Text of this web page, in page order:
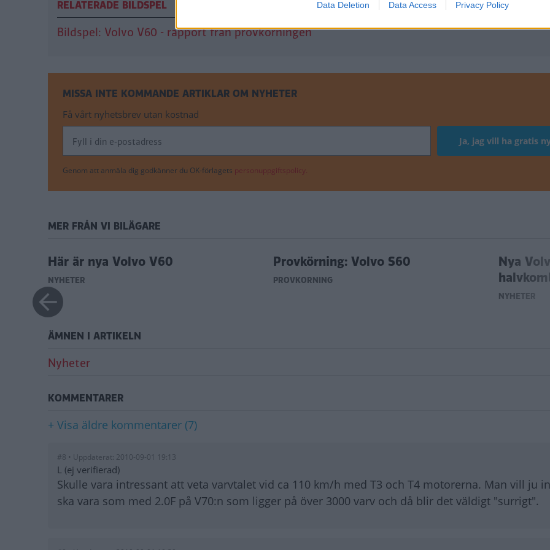
Data Deletion Data Access Privacy Policy
RELATERADE BILDSPEL
Bildspel: Volvo V60 - rapport från provkörningen
MISSA INTE KOMMANDE ARTIKLAR OM NYHETER
Få vårt nyhetsbrev utan kostnad
Genom att anmäla dig godkänner du OK-förlagets personuppgiftspolicy.
MER FRÅN VI BILÄGARE
Här är nya Volvo V60
NYHETER
Provkörning: Volvo S60
PROVKÖRNING
Nya
NYHETER
ÄMNEN I ARTIKELN
Nyheter
KOMMENTARER
+ Visa äldre kommentarer (7)
#8 • Uppdaterat: 2010-09-01 19:13
L (ej verifierad)
Skulle vara intressant att veta varvtalet vid ca 110 km/h med T3 och T4 motorerna. Man vill ju
ska vara som med 2.0F på V70:n som ligger på över 3000 varv och då blir det väldigt "surrigt".